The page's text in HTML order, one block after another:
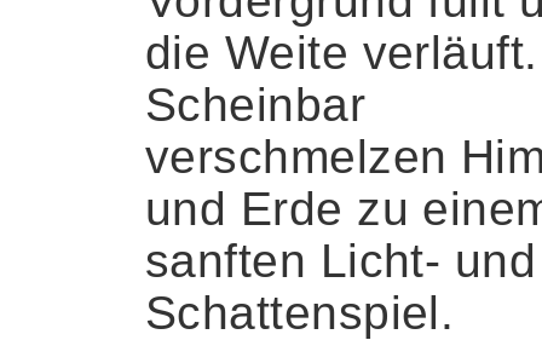
die Weite verläuft.
Scheinbar
verschmelzen
und Erde zu
sanften Licht- und
Schattenspiel.